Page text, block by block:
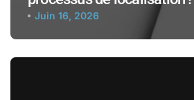
Juin 16, 2026